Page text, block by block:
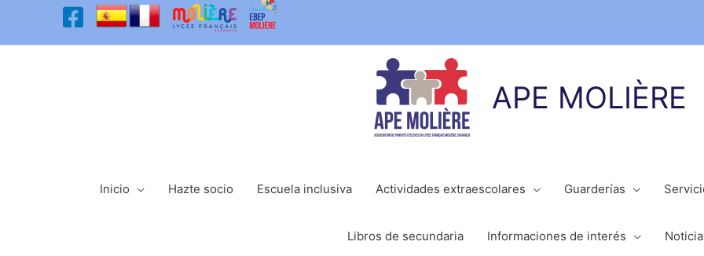
APE MOLIÈRE
Inicio Hazte socio Escuela inclusiva Actividades extraescolares Guarderías
Libros de secundaria Informaciones de interés